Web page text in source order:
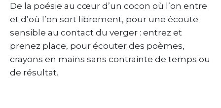
De la poésie au cœur d’un cocon où l’on entre
et d’où l’on sort librement, pour une écoute
sensible au contact du verger : entrez et
prenez place, pour écouter des poèmes,
crayons en mains sans contrainte de temps ou
de résultat.